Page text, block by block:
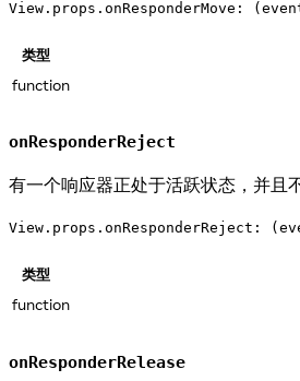
View.props.onResponderMove:
类型
function
onResponderReject
有一个响应器正处于活跃状态，并且
View.props.onResponderReject:
类型
function
onResponderRelease